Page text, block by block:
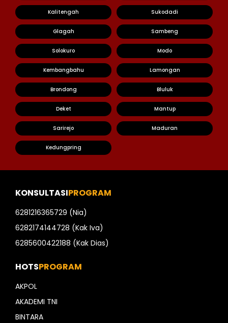
Kalitengah Sukodadi
Glagah Sambeng
Solokuro Modo
Kembangbahu Lamongan
Brondong Bluluk
Deket Mantup
Sarirejo Maduran
Kedungpring
KONSULTASIPROGRAM
6281216365729 (Nia)
6282174144728 (Kak Iva)
6285600422188 (Kak Dias)
HOTSPROGRAM
AKPOL
AKADEMI TNI
BINTARA